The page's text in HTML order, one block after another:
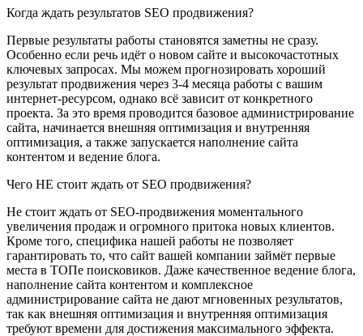
Когда ждать результатов SEO продвижения?
Первые результаты работы становятся заметны не сразу.
Особенно если речь идёт о новом сайте и высокочастотных
ключевых запросах. Мы можем прогнозировать хороший
результат продвижения через 3-4 месяца работы с вашим
интернет-ресурсом, однако всё зависит от конкретного
проекта. За это время проводится базовое администрирование
сайта, начинается внешняя оптимизация и внутренняя
оптимизация, а также запускается наполнение сайта
контентом и ведение блога.
Чего НЕ стоит ждать от SEO продвижения?
Не стоит ждать от SEO-продвижения моментального
увеличения продаж и огромного притока новых клиентов.
Кроме того, специфика нашей работы не позволяет
гарантировать то, что сайт вашей компании займёт первые
места в ТОПе поисковиков. Даже качественное ведение блога,
наполнение сайта контентом и комплексное
администрирование сайта не дают мгновенных результатов,
так как внешняя оптимизация и внутренняя оптимизация
требуют времени для достижения максимального эффекта.